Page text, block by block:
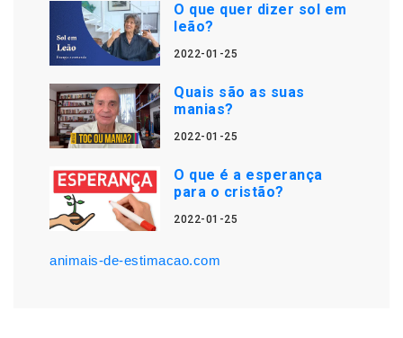
O que quer dizer sol em
leão?
2022-01-25
Quais são as suas
manias?
2022-01-25
O que é a esperança
para o cristão?
2022-01-25
animais-de-estimacao.com